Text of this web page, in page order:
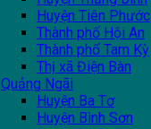
Huyện Tiên Phước
Thành phố Hội An
Thành phố Tam Kỳ
Thị xã Điện Bàn
Quảng Ngãi
Huyện Ba Tơ
Huyện Bình Sơn